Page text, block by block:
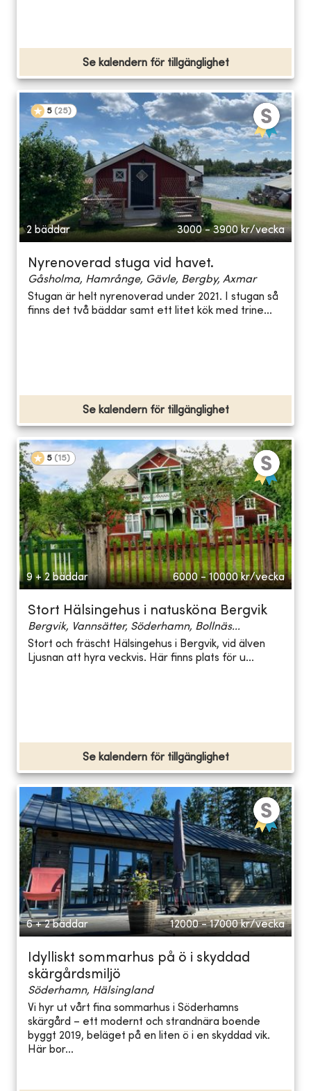
Se kalendern för tillgänglighet
5 (25)
2 bäddar 3000 - 3900 kr/vecka
Nyrenoverad stuga vid havet.
Gåsholma, Hamrånge, Gävle, Bergby, Axmar
Stugan är helt nyrenoverad under 2021. I stugan så
finns det två bäddar samt ett litet kök med trine...
Se kalendern för tillgänglighet
5 (15)
9 + 2 bäddar 6000 - 10000 kr/vecka
Stort Hälsingehus i natusköna Bergvik
Bergvik, Vannsätter, Söderhamn, Bollnäs...
Stort och fräscht Hälsingehus i Bergvik, vid älven
Ljusnan att hyra veckvis. Här finns plats för u...
Se kalendern för tillgänglighet
6 + 2 bäddar 12000 - 17000 kr/vecka
Idylliskt sommarhus på ö i skyddad
skärgårdsmiljö
Söderhamn, Hälsingland
Vi hyr ut vårt fina sommarhus i Söderhamns
skärgård – ett modernt och strandnära boende
byggt 2019, beläget på en liten ö i en skyddad vik.
Här bor...